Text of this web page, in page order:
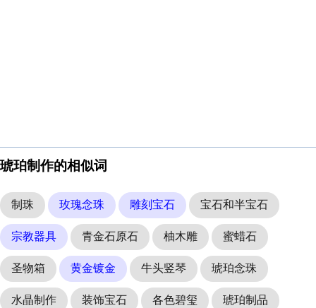
琥珀制作的相似词
制珠 玫瑰念珠 雕刻宝石 宝石和半宝石
宗教器具 青金石原石 柚木雕 蜜蜡石
圣物箱 黄金镀金 牛头竖琴 琥珀念珠
水晶制作 装饰宝石 各色碧玺 琥珀制品